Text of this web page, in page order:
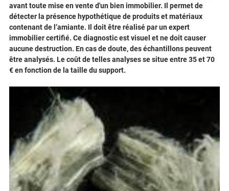
avant toute mise en vente d'un bien immobilier. Il permet de
détecter la présence hypothétique de produits et matériaux
contenant de l’amiante. Il doit être réalisé par un expert
immobilier certifié. Ce diagnostic est visuel et ne doit causer
aucune destruction. En cas de doute, des échantillons peuvent
être analysés. Le coût de telles analyses se situe entre 35 et 70
€ en fonction de la taille du support.